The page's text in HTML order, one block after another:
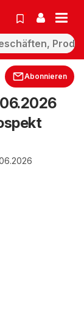
Abonnieren